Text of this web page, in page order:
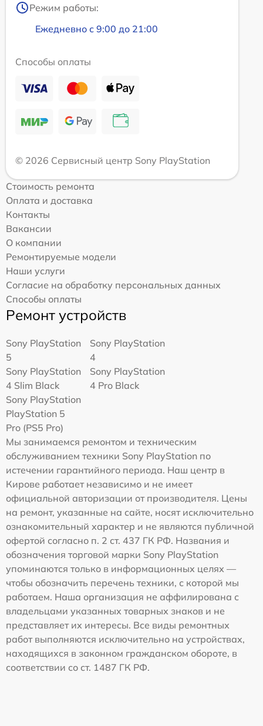
Режим работы:
Ежедневно с 9:00 до 21:00
Способы оплаты
© 2026 Сервисный центр Sony PlayStation
Стоимость ремонта
Оплата и доставка
Контакты
Вакансии
О компании
Ремонтируемые модели
Наши услуги
Согласие на обработку персональных данных
Способы оплаты
Ремонт устройств
Sony PlayStation
5
Sony PlayStation
4
Sony PlayStation
4 Slim Black
Sony PlayStation
4 Pro Black
Sony PlayStation
PlayStation 5
Pro (PS5 Pro)
Мы занимаемся ремонтом и техническим
обслуживанием техники Sony PlayStation по
истечении гарантийного периода. Наш центр в
Кирове работает независимо и не имеет
официальной авторизации от производителя. Цены
на ремонт, указанные на сайте, носят исключительно
ознакомительный характер и не являются публичной
офертой согласно п. 2 ст. 437 ГК РФ. Названия и
обозначения торговой марки Sony PlayStation
упоминаются только в информационных целях —
чтобы обозначить перечень техники, с которой мы
работаем. Наша организация не аффилирована с
владельцами указанных товарных знаков и не
представляет их интересы. Все виды ремонтных
работ выполняются исключительно на устройствах,
находящихся в законном гражданском обороте, в
соответствии со ст. 1487 ГК РФ.